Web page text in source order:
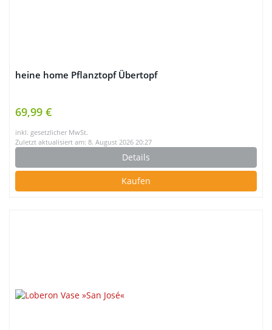
heine home Pflanztopf Übertopf
69,99 €
inkl. gesetzlicher MwSt.
Zuletzt aktualisiert am: 8. August 2026 20:27
Details
Kaufen